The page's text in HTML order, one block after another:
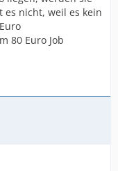
es nicht, weil es kein
80 Euro Job